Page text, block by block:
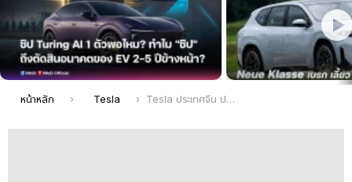
ล่าสุด
คุณอยู่ที่นี่:
หน้าหลัก Tesla Tesla ประเทศจีน ปรับช่วงล่าง Model Y ใหม่